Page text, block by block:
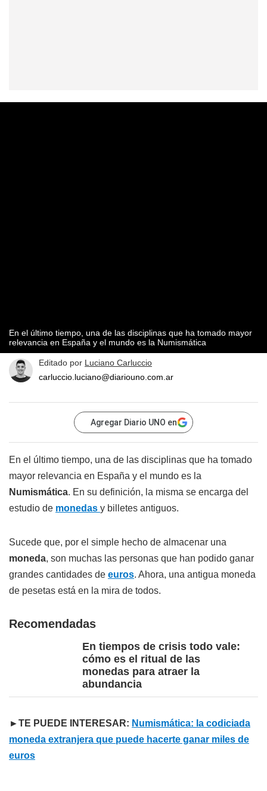
En el último tiempo, una de las disciplinas que ha tomado mayor
relevancia en España y el mundo es la Numismática
Editado por Luciano Carluccio
carluccio.luciano@diariouno.com.ar
Agregar Diario UNO en
En el último tiempo, una de las disciplinas que ha tomado
mayor relevancia en España y el mundo es la
Numismática. En su definición, la misma se encarga del
estudio de monedas y billetes antiguos.
Sucede que, por el simple hecho de almacenar una
moneda, son muchas las personas que han podido ganar
grandes cantidades de euros. Ahora, una antigua moneda
de pesetas está en la mira de todos.
Recomendadas
En tiempos de crisis todo vale:
cómo es el ritual de las
monedas para atraer la
abundancia
►TE PUEDE INTERESAR: Numismática: la codiciada
moneda extranjera que puede hacerte ganar miles de
euros